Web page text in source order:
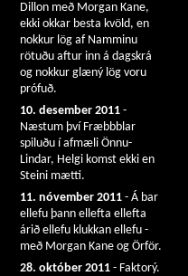
Dillon með Morgan Kane,
ekki okkar besta kvöld, en
nokkur lög af Namminu
rötuðu aftur inn á dagskrá
og nokkur glæný lög voru
prófuð.
10. desember 2011 -
Næstum því Fræbbblar
spiluðu í afmæli Önnu-
Lindar, Helgi komst ekki en
Steini mætti.
11. nóvember 2011 - Á bar
ellefu þann ellefta ellefta
árið ellefu klukkan ellefu -
með Morgan Kane og Örför.
28. október 2011 - Faktorý.